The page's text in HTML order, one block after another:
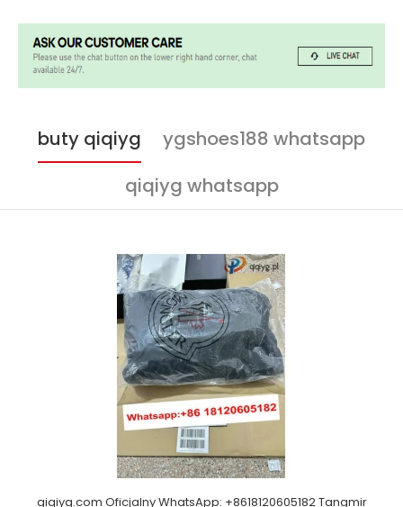
buty qiqiyg
ygshoes188 whatsapp
qiqiyg whatsapp
qiqiyg.com Oficjalny WhatsApp: +8618120605182 Tangmir